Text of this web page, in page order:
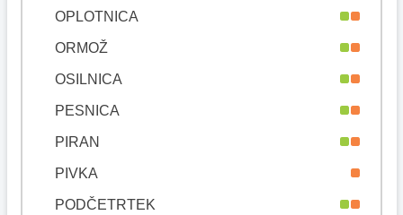
OPLOTNICA
ORMOŽ
OSILNICA
PESNICA
PIRAN
PIVKA
PODČETRTEK